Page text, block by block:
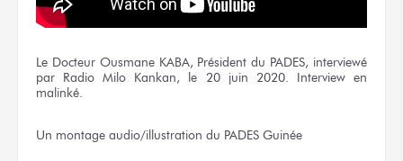
Le Docteur Ousmane KABA, Président du PADES, interviewé
par Radio Milo Kankan, le 20 juin 2020. Interview en
malinké.
Un montage audio/illustration du PADES Guinée